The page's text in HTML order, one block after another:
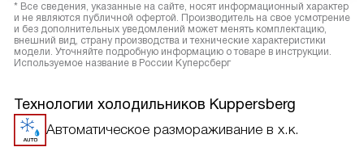
* Все сведения, указанные на сайте, носят информационный характер
и не являются публичной офертой. Производитель на свое усмотрение
и без дополнительных уведомлений может менять комплектацию,
внешний вид, страну производства и технические характеристики
модели. Уточняйте подробную информацию о товаре в инструкции.
Используемое название в России Куперсберг
Технологии холодильников Kuppersberg
Автоматическое размораживание в х.к.